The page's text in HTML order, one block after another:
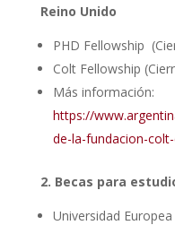
Reino Unido
PHD Fellowship
Colt Fellowship
Más información:
https://
de-la-fundacion-
2. Becas para
Universidad